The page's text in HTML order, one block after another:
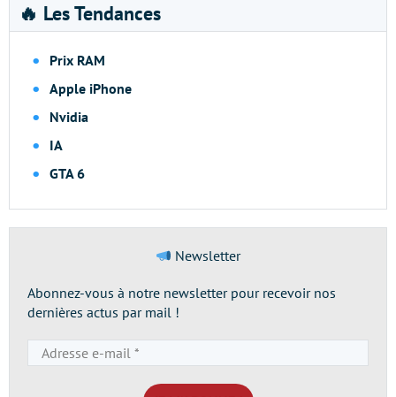
🔥 Les Tendances
Prix RAM
Apple iPhone
Nvidia
IA
GTA 6
Newsletter
Abonnez-vous à notre newsletter pour recevoir nos
dernières actus par mail !
e-
mail